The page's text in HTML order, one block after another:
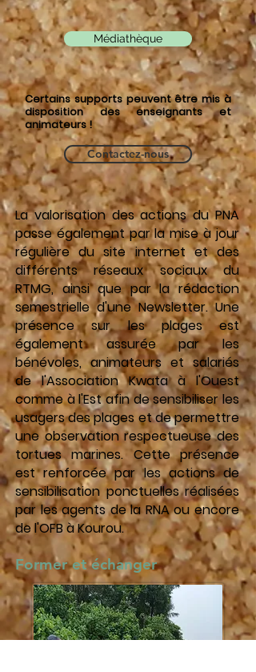
Médiathèque
Certains supports peuvent être mis à
disposition des enseignants et
animateurs !
Contactez-nous
La valorisation des actions du PNA
passe également par la mise à jour
régulière du site internet et des
différents réseaux sociaux du
RTMG, ainsi que par la rédaction
semestrielle d'une Newsletter. Une
présence sur les plages est
également assurée par les
bénévoles, animateurs et salariés
de l'Association Kwata à l'Ouest
comme à l'Est afin de sensibiliser les
usagers des plages et de permettre
une observation respectueuse des
tortues marines. Cette présence
est renforcée par les actions de
sensibilisation ponctuelles réalisées
par les agents de la RNA ou encore
de l'OFB à Kourou.
Former et échanger